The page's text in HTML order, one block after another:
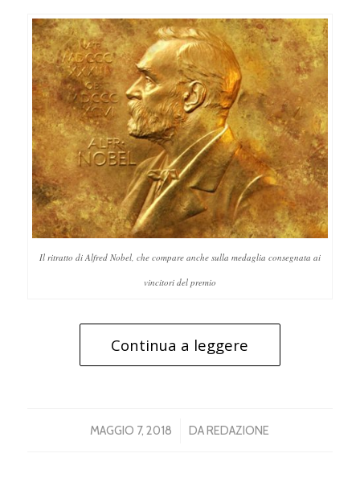
Il ritratto di Alfred Nobel, che compare anche sulla medaglia consegnata ai
vincitori del premio
Continua a leggere
MAGGIO 7, 2018
/ DAREDAZIONE